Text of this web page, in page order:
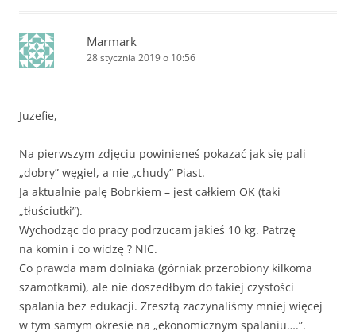
Marmark
28 stycznia 2019 o 10:56
Juzefie,
Na pierwszym zdjęciu powinieneś pokazać jak się pali
„dobry” węgiel, a nie „chudy” Piast.
Ja aktualnie palę Bobrkiem – jest całkiem OK (taki
„tłuściutki”).
Wychodząc do pracy podrzucam jakieś 10 kg. Patrzę
na komin i co widzę ? NIC.
Co prawda mam dolniaka (górniak przerobiony kilkoma
szamotkami), ale nie doszedłbym do takiej czystości
spalania bez edukacji. Zresztą zaczynaliśmy mniej więcej
w tym samym okresie na „ekonomicznym spalaniu….”.